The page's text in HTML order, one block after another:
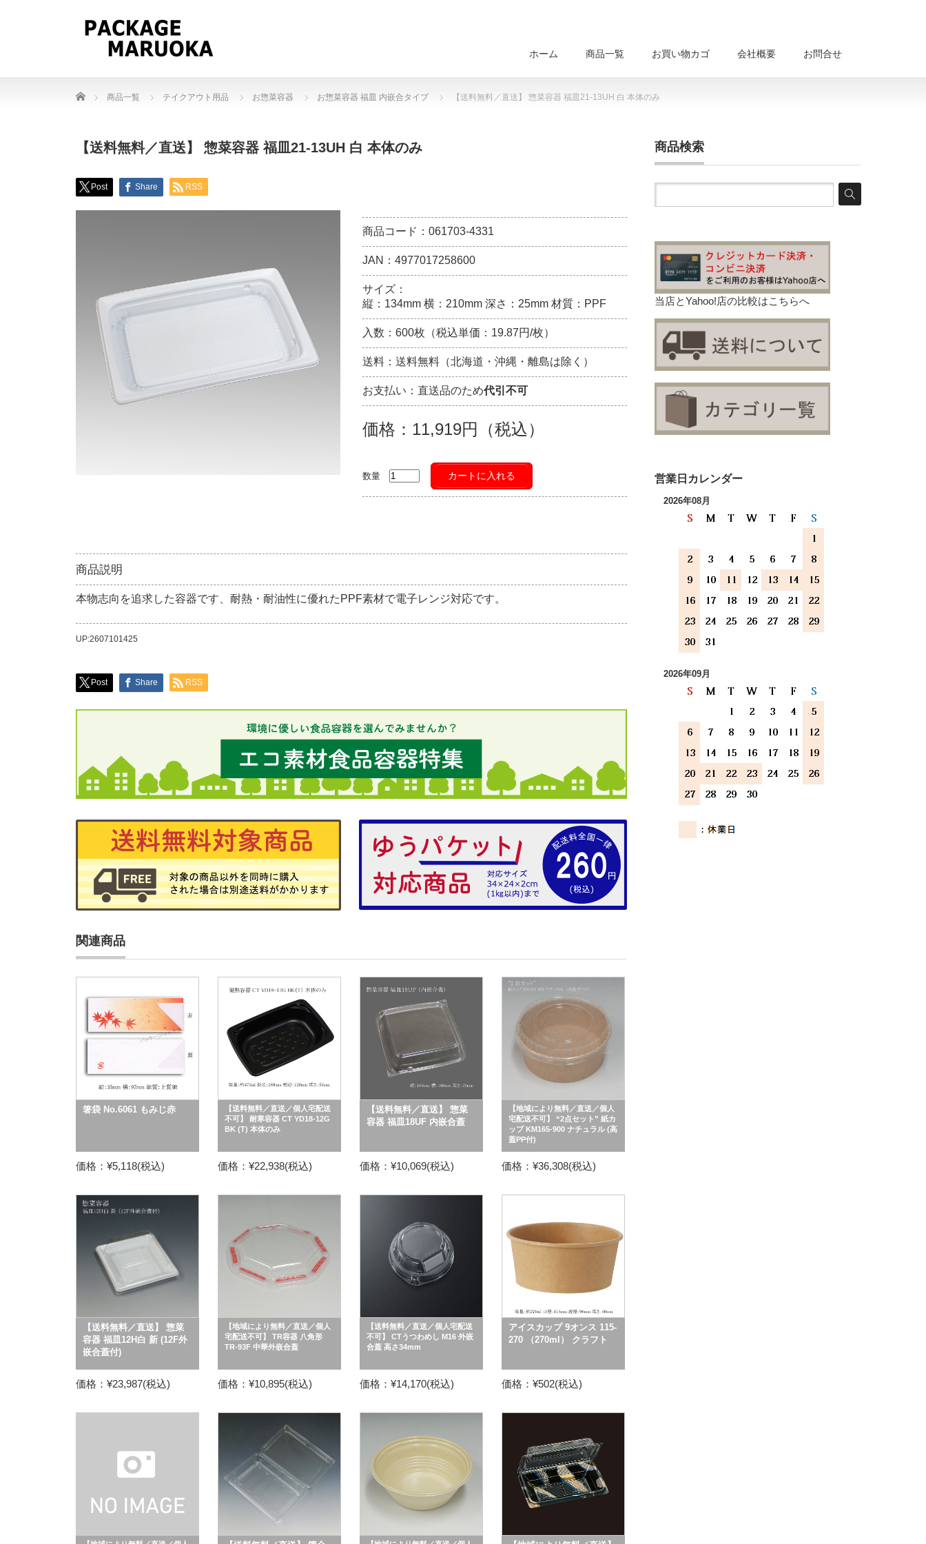
ホーム 商品一覧 お買い物カゴ 会社概要 お問合せ
Home 商品一覧 テイクアウト用品 お惣菜容器 お惣菜容器 福皿 内嵌合タイプ 【送料無料／直送】 惣菜容器 福皿21-13UH 白 本体のみ
【送料無料／直送】 惣菜容器 福皿21-13UH 白 本体のみ
Post Share RSS
商品コード：061703-4331
JAN：4977017258600
サイズ：
縦：134mm 横：210mm 深さ：25mm 材質：PPF
入数：600枚（税込単価：19.87円/枚）
送料：送料無料（北海道・沖縄・離島は除く）
お支払い：直送品のため代引不可
価格：11,919円（税込）
数量 カートに入れる
商品説明
本物志向を追求した容器です、耐熱・耐油性に優れたPPF素材で電子レンジ対応です。
UP:2607101425
Post Share RSS
関連商品
箸袋 No.6061 もみじ赤
価格：¥5,118(税込)
【送料無料／直送／個人宅配送
不可】 耐寒容器 CT YD18-12G
BK (T) 本体のみ
価格：¥22,938(税込)
【送料無料／直送】 惣菜
容器 福皿18UF 内嵌合蓋
価格：¥10,069(税込)
【地域により無料／直送／個人
宅配送不可】 “2点セット” 紙カ
ップ KM165-900 ナチュラル (高
蓋PP付)
価格：¥36,308(税込)
【送料無料／直送】 惣菜
容器 福皿12H白 新 (12F外
嵌合蓋付)
価格：¥23,987(税込)
【地域により無料／直送／個人
宅配送不可】 TR容器 八角形
TR-93F 中華外嵌合蓋
価格：¥10,895(税込)
【送料無料／直送／個人宅配送
不可】 CTうつわめし M16 外嵌
合蓋 高さ34mm
価格：¥14,170(税込)
アイスカップ 9オンス 115-
270 （270ml） クラフト
価格：¥502(税込)
商品検索
当店とYahoo!店の比較はこちらへ
営業日カレンダー
2026年08月
2026年09月